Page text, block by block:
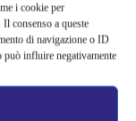
i cookie per
consenso a queste
di navigazione o ID
può influire negativamente